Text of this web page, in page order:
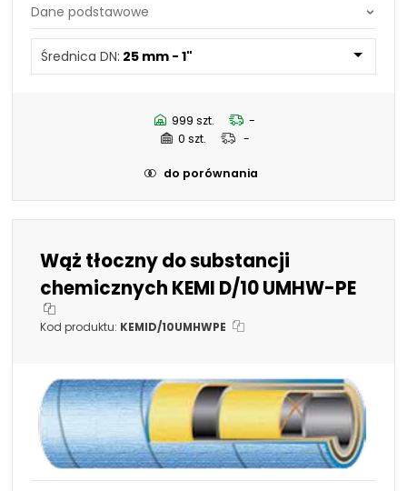
Średnica DN:
Średnica DN:
63,5 mm - 2.1/2"
19 mm - 3/4"
32 mm - 1.1/4"
Średnica DN: 25 mm - 1"
999 szt.
-
0 szt.
-
do porównania
Wąż tłoczny do substancji
chemicznych KEMI D/10 UMHW-PE
Kod produktu: KEMID/10UMHWPE